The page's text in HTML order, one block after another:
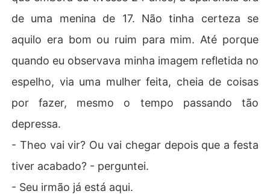
de uma menina de 17. Não tinha certeza se
aquilo era bom ou ruim para mim. Até porque
quando eu observava minha imagem refletida no
espelho, via uma mulher feita, cheia de coisas
por fazer, mesmo o tempo passando tão
depressa.
- Theo vai vir? Ou vai chegar depois que a festa
tiver acabado? - perguntei.
- Seu irmão já está aqui.